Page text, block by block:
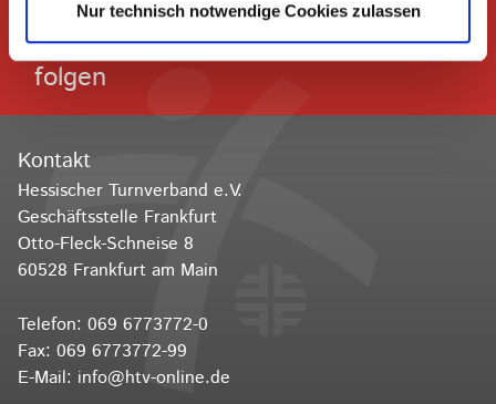
Nur technisch notwendige Cookies zulassen
Dem Hessischen Turnverband
folgen
Kontakt
Hessischer Turnverband e.V.
Geschäftsstelle Frankfurt
Otto-Fleck-Schneise 8
60528 Frankfurt am Main
Telefon: 069 6773772-0
Fax: 069 6773772-99
E-Mail: info@htv-online.de